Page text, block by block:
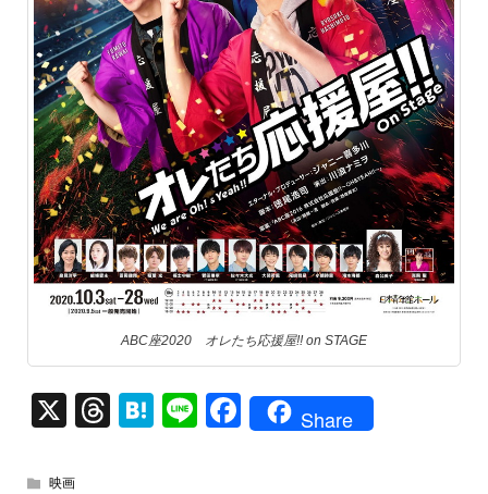
ABC座2020 オレたち応援屋!! on STAGE
X
T
H
Li
F
Share
映画